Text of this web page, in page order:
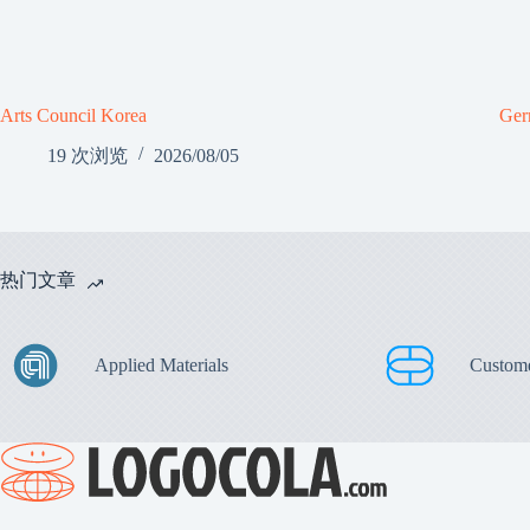
Arts Council Korea
19 次浏览
2026/08/05
热门文章
Applied Materials